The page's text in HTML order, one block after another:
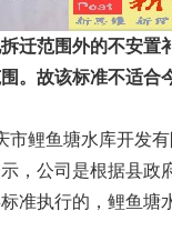
迁范围外的不安置
。故该标准不适合
市鲤鱼塘水库开发
，公司是根据县政
准执行的，鲤鱼塘